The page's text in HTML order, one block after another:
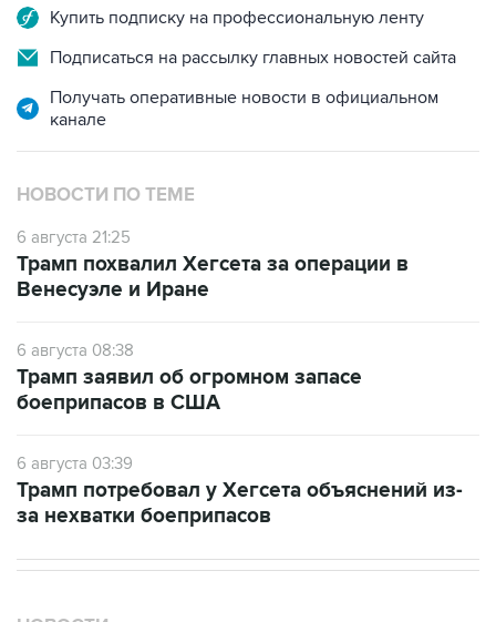
Купить подписку на профессиональную ленту
Подписаться на рассылку главных новостей сайта
Получать оперативные новости в официальном
канале
НОВОСТИ ПО ТЕМЕ
6 августа 21:25
Трамп похвалил Хегсета за операции в
Венесуэле и Иране
6 августа 08:38
Трамп заявил об огромном запасе
боеприпасов в США
6 августа 03:39
Трамп потребовал у Хегсета объяснений из-
за нехватки боеприпасов